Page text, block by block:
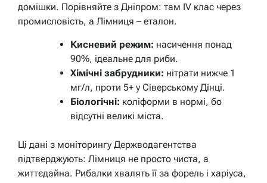
домішки. Порівняйте з Дніпром: там IV клас через
промисловість, а Лімниця – еталон.
Кисневий режим: насичення понад
90%, ідеальне для риби.
Хімічні забрудники: нітрати нижче 1
мг/л, проти 5+ у Сіверському Дінці.
Біологічні: коліформи в нормі, бо
відсутні великі міста.
Ці дані з моніторингу Держводагентства
підтверджують: Лімниця не просто чиста, а
життєдайна. Рибалки хвалять її за форель і харіуса,